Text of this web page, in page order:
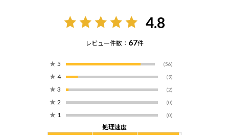
4.8
レビュー件数： 67件
★ 5 (56)
★ 4 (9)
★ 3 (2)
★ 2 (0)
★ 1 (0)
処理速度